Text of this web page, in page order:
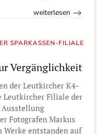
weiterlesen
SPARKASSEN-FILIALE
Vergänglichkeit
der Leutkircher K4-
Leutkircher Filiale der
Ausstellung
Fotografen Markus
Werke entstanden auf